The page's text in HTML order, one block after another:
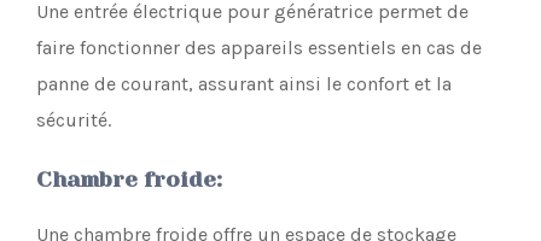
Une entrée électrique pour génératrice permet de
faire fonctionner des appareils essentiels en cas de
panne de courant, assurant ainsi le confort et la
sécurité.
Chambre froide:
Une chambre froide offre un espace de stockage